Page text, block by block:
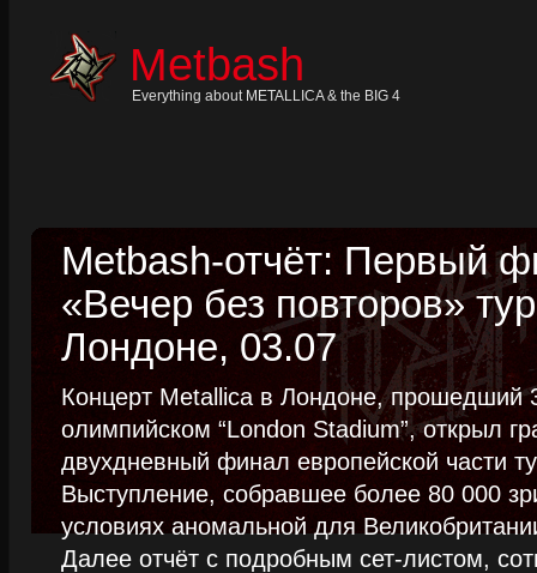
Metbash
Everything about METALLICA & the BIG 4
Metbash-отчёт: Первый
«Вечер без повторов»
Лондоне, 03.07
Концерт Metallica в Лондоне, прошедший
олимпийском “London Stadium”, открыл
двухдневный финал европейской части
Выступление, собравшее более 80 000
условиях аномальной для
Далее отчёт с подробным сет-листом,